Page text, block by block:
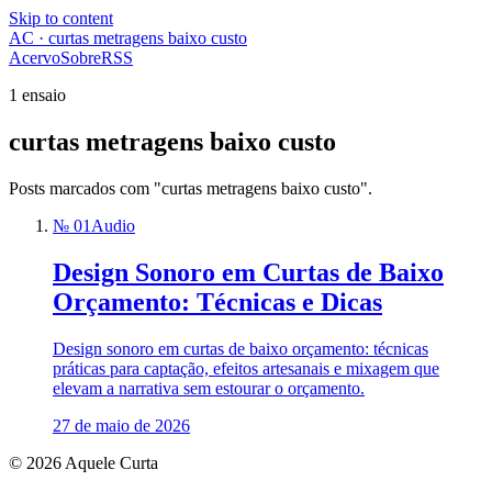
Skip to content
AC · curtas metragens baixo custo
AcervoSobreRSS
1 ensaio
curtas metragens baixo custo
Posts marcados com "curtas metragens baixo custo".
№ 01 Audio
Design Sonoro em Curtas de Baixo
Orçamento: Técnicas e Dicas
Design sonoro em curtas de baixo orçamento: técnicas
práticas para captação, efeitos artesanais e mixagem que
elevam a narrativa sem estourar o orçamento.
27 de maio de 2026
© 2026 Aquele Curta